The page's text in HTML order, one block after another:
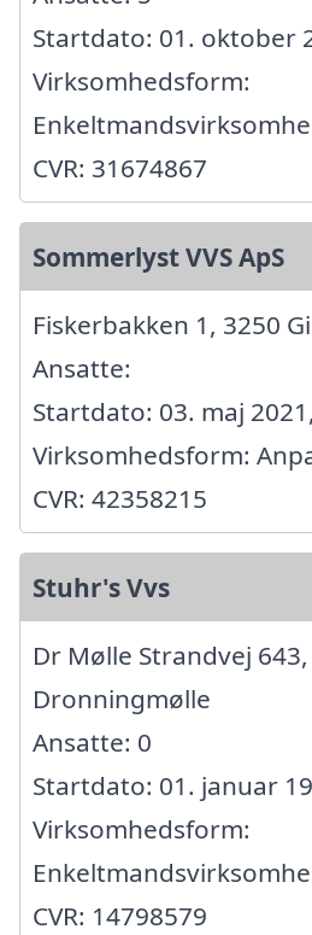
Startdato: 01. oktober
Virksomhedsform:
CVR: 31674867
Sommerlyst VVS ApS
Fiskerbakken 1, 3250
Ansatte:
Startdato: 03. maj 2021,
Virksomhedsform:
CVR: 42358215
Stuhr's Vvs
Dr Mølle Strandvej
Dronningmølle
Ansatte: 0
Startdato: 01. januar
Virksomhedsform:
CVR: 14798579